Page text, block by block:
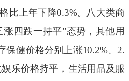
比上年下降0.3%。 八大类商
涨 四跌一持平”态势 ， 其他用
保健价格分别上涨10.2%、2.
娱乐价格持平，生活用品及服